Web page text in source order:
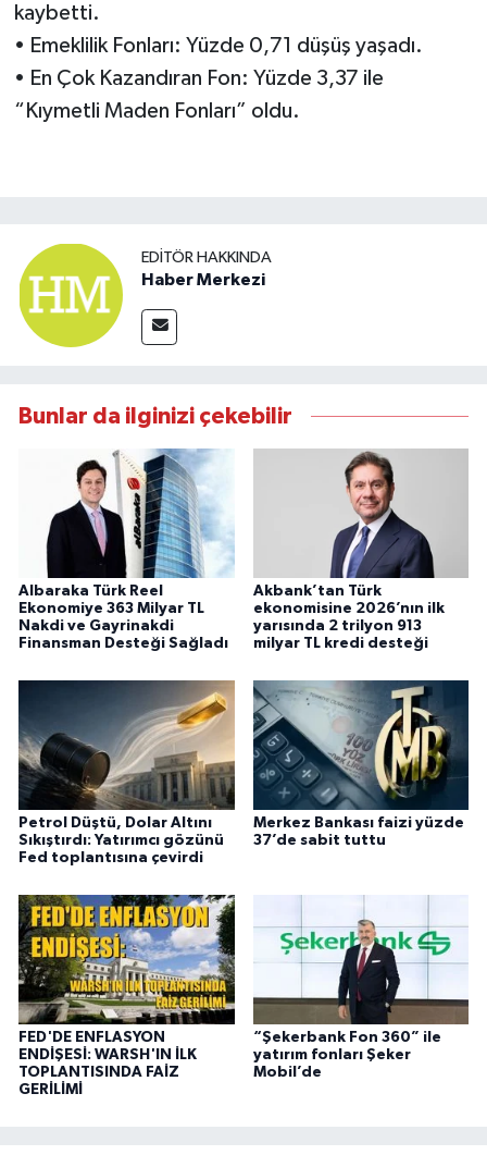
kaybetti.
• Emeklilik Fonları: Yüzde 0,71 düşüş yaşadı.
• En Çok Kazandıran Fon: Yüzde 3,37 ile
“Kıymetli Maden Fonları” oldu.
EDITÖR HAKKINDA
Haber Merkezi
Bunlar da ilginizi çekebilir
Albaraka Türk Reel
Ekonomiye 363 Milyar TL
Nakdi ve Gayrinakdi
Finansman Desteği Sağladı
Akbank’tan Türk
ekonomisine 2026’nın ilk
yarısında 2 trilyon 913
milyar TL kredi desteği
Petrol Düştü, Dolar Altını
Sıkıştırdı: Yatırımcı gözünü
Fed toplantısına çevirdi
Merkez Bankası faizi yüzde
37’de sabit tuttu
FED'DE ENFLASYON
ENDİŞESİ: WARSH'IN İLK
TOPLANTISINDA FAİZ
GERİLİMİ
“Şekerbank Fon 360” ile
yatırım fonları Şeker
Mobil’de